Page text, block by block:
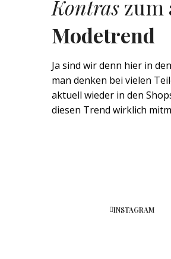
Kontraszum
Modetrend
Ja sind wir denn hier in
man denken bei vielen
aktuell wieder in den
diesen Trend wirklich
INSTAGRAM